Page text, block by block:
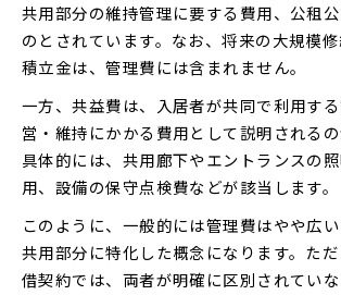
共用部分の維持管理に要する費用、公租
のとされています。なお、将来の大規模
積立金は、管理費には含まれません。
一方、共益費は、入居者が共同で利用す
営・維持にかかる費用として説明されるの
具体的には、共用廊下やエントランスの
用、設備の保守点検費などが該当します。
このように、一般的には管理費はやや広
共用部分に特化した概念になります。た
借契約では、両者が明確に区別されてい